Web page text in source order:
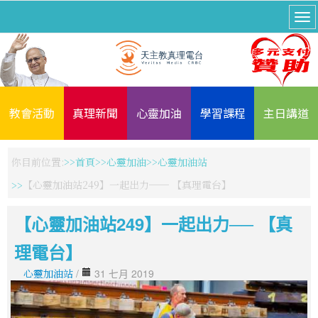
教會活動 真理新聞 心靈加油 學習課程 主日講道
你目前位置: 首頁 心靈加油
心靈加油站
【心靈加油站249】一起出力── 【真理電台】
【心靈加油站249】一起出力── 【真
理電台】
心靈加油站 / 31 七月 2019